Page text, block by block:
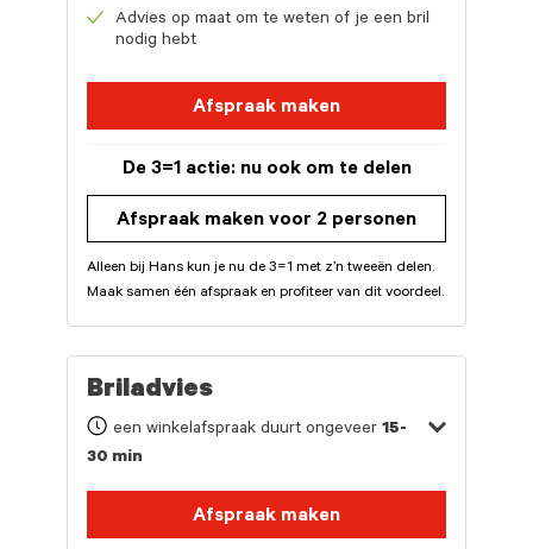
Advies op maat om te weten of je een bril
nodig hebt
Afspraak maken
De 3=1 actie: nu ook om te delen
Afspraak maken voor 2 personen
Alleen bij Hans kun je nu de 3=1 met z’n tweeën delen.
Maak samen één afspraak en profiteer van dit voordeel.
Briladvies
een winkelafspraak duurt ongeveer 15-
30 min
Afspraak maken